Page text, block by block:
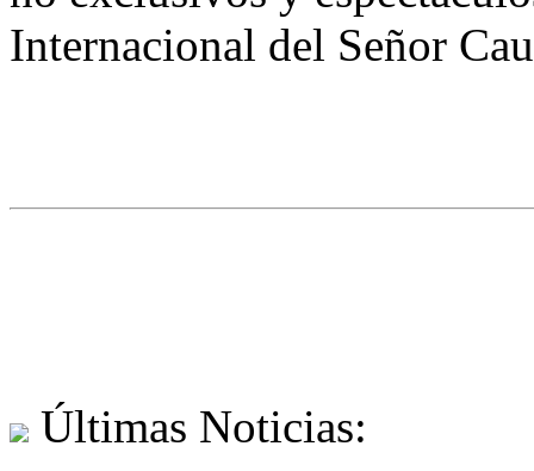
Internacional del Señor
Últimas Noticias: